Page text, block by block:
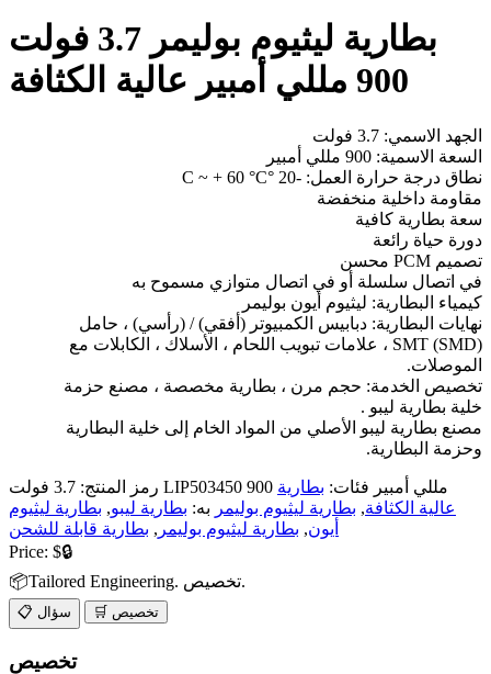
بطارية ليثيوم بوليمر 3.7 فولت
900 مللي أمبير عالية الكثافة
الجهد الاسمي: 3.7 فولت
السعة الاسمية: 900 مللي أمبير
نطاق درجة حرارة العمل: -20 °C ~ + 60 °C
مقاومة داخلية منخفضة
سعة بطارية كافية
دورة حياة رائعة
تصميم PCM محسن
في اتصال سلسلة أو في اتصال متوازي مسموح به
كيمياء البطارية: ليثيوم أيون بوليمر
نهايات البطارية: دبابيس الكمبيوتر (أفقي) / (رأسي) ، حامل
SMT (SMD) ، علامات تبويب اللحام ، الأسلاك ، الكابلات مع
الموصلات.
تخصيص الخدمة: حجم مرن ، بطارية مخصصة ، مصنع حزمة
خلية بطارية ليبو .
مصنع بطارية ليبو الأصلي من المواد الخام إلى خلية البطارية
وحزمة البطارية.
رمز المنتج: 3.7 فولت LIP503450 900 مللي أمبير فئات: بطارية
عالية الكثافة, بطارية ليثيوم بوليمر به: بطارية ليبو, بطارية ليثيوم
أيون, بطارية ليثيوم بوليمر , بطارية قابلة للشحن
Price: $🔒
📦Tailored Engineering. تخصيص.
📋 سؤال 🛒 تخصيص
تخصيص